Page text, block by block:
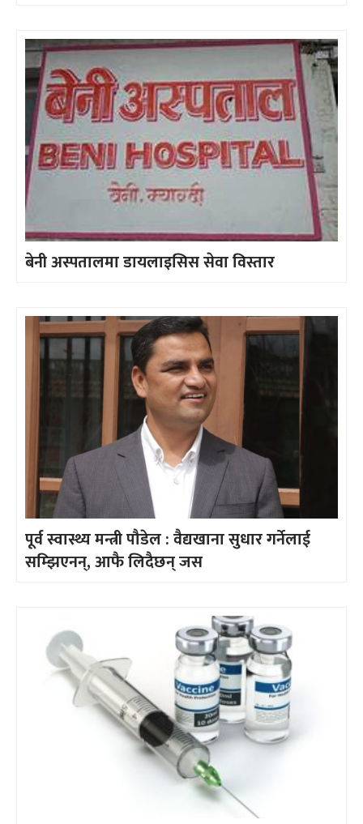
बेनी अस्पतालमा डायलाइसिस सेवा विस्तार
पूर्व स्वास्थ्य मन्त्री पौडेल : वैद्यखाना सुधार गर्नेलाई
सम्झिएनन्, आफै लिदैछन् जस